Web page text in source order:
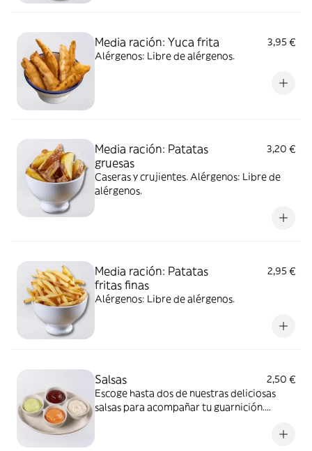
Media ración: Yuca frita
3,95 €
Alérgenos: Libre de alérgenos.
Media ración: Patatas
gruesas
3,20 €
Caseras y crujientes. Alérgenos: Libre de
alérgenos.
Media ración: Patatas
fritas finas
2,95 €
Alérgenos: Libre de alérgenos.
Salsas
2,50 €
Escoge hasta dos de nuestras deliciosas
salsas para acompañar tu guarnición.